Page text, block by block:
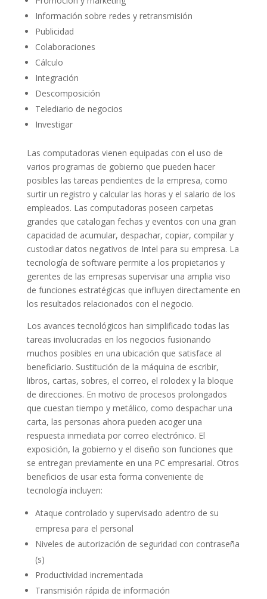
Información sobre redes y retransmisión
Publicidad
Colaboraciones
Cálculo
Integración
Descomposición
Telediario de negocios
Investigar
Las computadoras vienen equipadas con el uso de
varios programas de gobierno que pueden hacer
posibles las tareas pendientes de la empresa, como
surtir un registro y calcular las horas y el salario de los
empleados. Las computadoras poseen carpetas
grandes que catalogan fechas y eventos con una gran
capacidad de acumular, despachar, copiar, compilar y
custodiar datos negativos de Intel para su empresa. La
tecnología de software permite a los propietarios y
gerentes de las empresas supervisar una amplia viso
de funciones estratégicas que influyen directamente en
los resultados relacionados con el negocio.
Los avances tecnológicos han simplificado todas las
tareas involucradas en los negocios fusionando
muchos posibles en una ubicación que satisface al
beneficiario. Sustitución de la máquina de escribir,
libros, cartas, sobres, el correo, el rolodex y la bloque
de direcciones. En motivo de procesos prolongados
que cuestan tiempo y metálico, como despachar una
carta, las personas ahora pueden acoger una
respuesta inmediata por correo electrónico. El
exposición, la gobierno y el diseño son funciones que
se entregan previamente en una PC empresarial. Otros
beneficios de usar esta forma conveniente de
tecnología incluyen:
Ataque controlado y supervisado adentro de su
empresa para el personal
Niveles de autorización de seguridad con contraseña
(s)
Productividad incrementada
Transmisión rápida de información